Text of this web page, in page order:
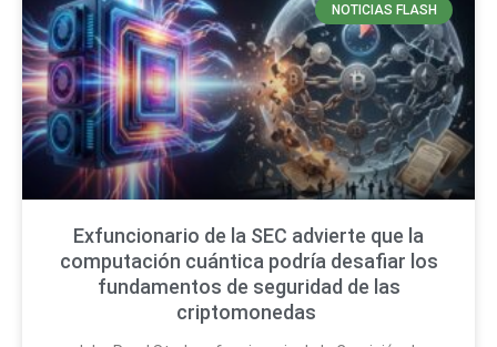
NOTICIAS FLASH
Exfuncionario de la SEC advierte que la
computación cuántica podría desafiar los
fundamentos de seguridad de las
criptomonedas